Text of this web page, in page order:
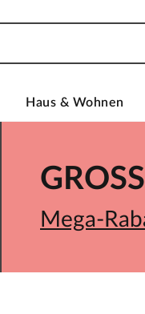
Haus & Wohnen
Mega-